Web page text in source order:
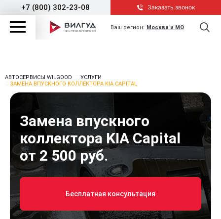
+7 (800) 302-23-08 Заказать звонок
Ваш регион: Москва и МО
АВТОСЕРВИСЫ WILGOOD
УСЛУГИ
ЗАМЕНА ВПУСКНОГО КОЛЛЕКТОРА KIA CAPITAL
Замена впускного
коллектора KIA Capital
от 2 500 руб.
Бесплатная консультация